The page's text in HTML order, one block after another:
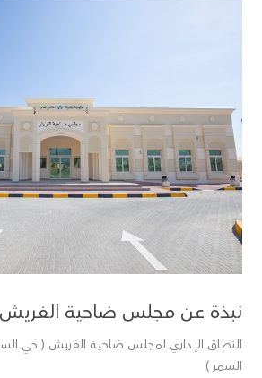
نبذة عن مجلس ضاحية الفريش
النطاق الإداري لمجلس ضاحية الفريش ( حي
السمر )